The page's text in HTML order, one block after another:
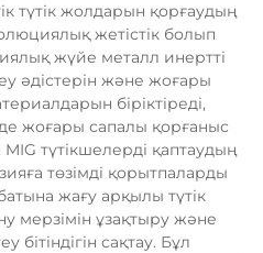
түтік жолдарын қорғаудың
жетістік болып
жүйе металл инертті
әдістерін және жоғары
біріктіреді,
жоғары сапалы қорғаныс
түтікшелерді қаптаудың
төзімді қорытпаларды
жағу арқылы түтік
мерзімін ұзақтыру және
бітіндігін сақтау. Бұл